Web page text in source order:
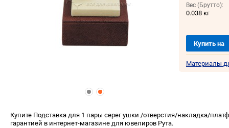
Вес (Брутто):
0.038 кг
Купить на
Материалы
Купите Подставка для 1 пары серег ушки /отверстия/накладка/
гарантией в интернет-магазине для ювелиров Рута.